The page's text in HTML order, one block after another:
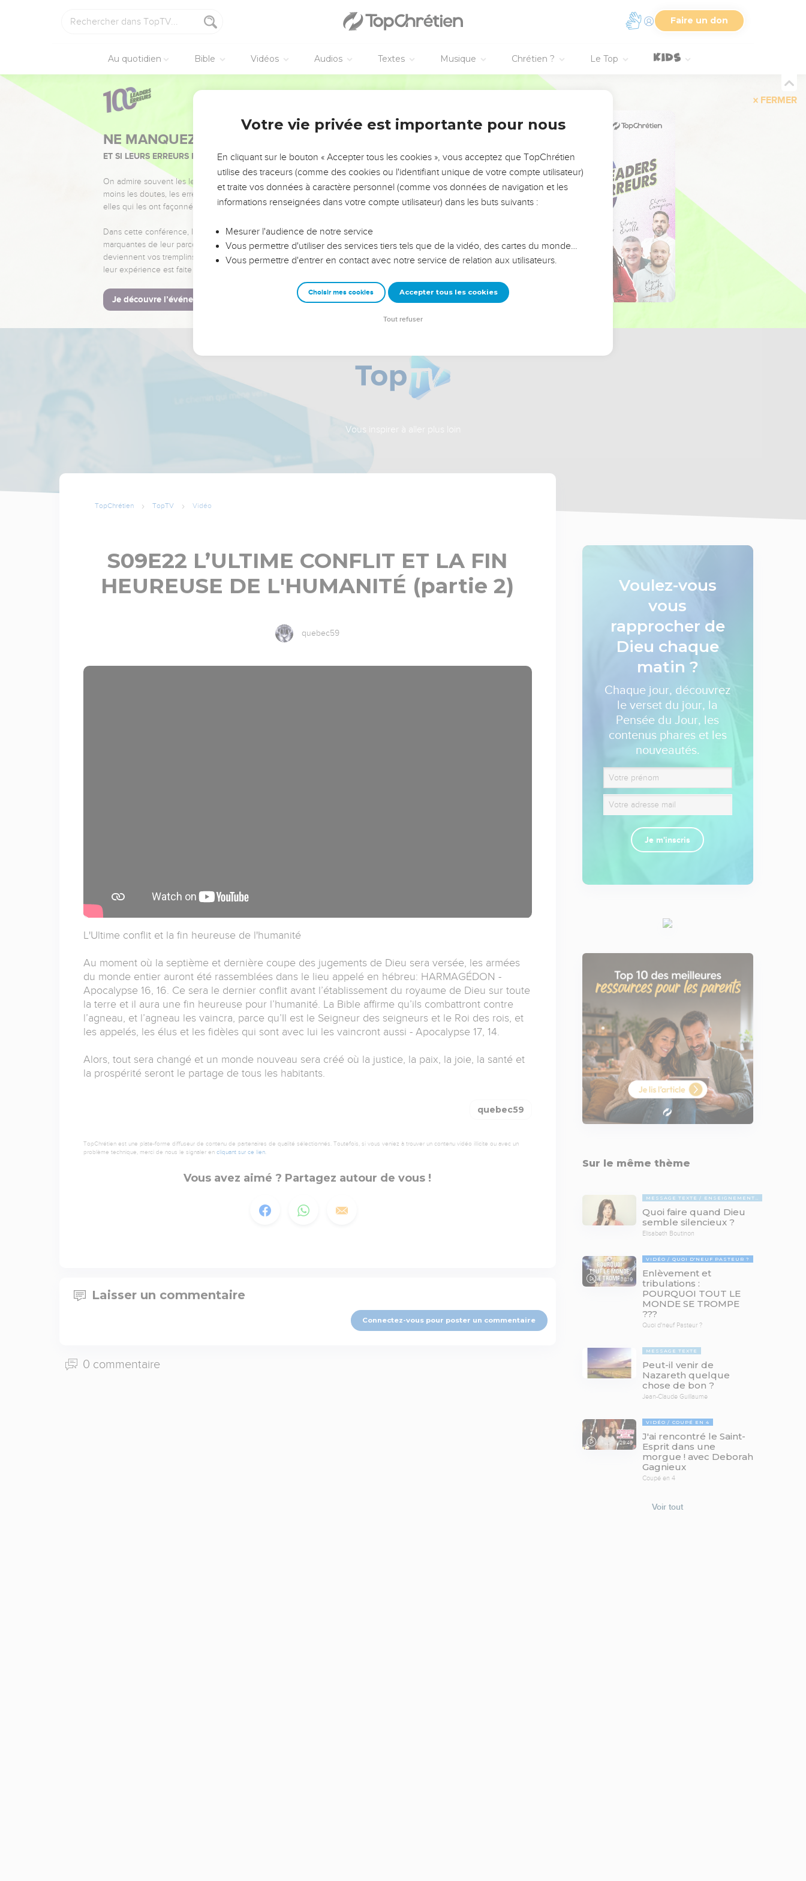
Faire un don
Au quotidien Bible Vidéos Audios Textes Musique Chrétien ? Le Top
FERMER
NE MANQUEZ PAS L’ÉVÉNEMENT DE L’ANNÉE !
ET SI LEURS ERREURS POUVAIENT VOUS ÉVITER LES VOTRES ?
On admire souvent les leaders pour leurs réussites, leur impact, leur foi ou leur vision. Mais on voit
moins les doutes, les erreurs et les saisons difficiles qu'ils ont traversés, alors même que ce sont
elles qui les ont façonnés.
Dans cette conférence, leaders, entrepreneurs, et responsables reviennent sur les erreurs
marquantes de leur parcours et les clés pour avancer avec plus de sagesse afin que leurs erreurs
deviennent vos tremplins. Que vous guidiez un ministère, une équipe, un groupe ou une famille,
leur expérience est faite pour vous.
Je découvre l’événement
Vous inspirer à aller plus loin
TopChrétien TopTV Vidéo
S09E22 L’ULTIME CONFLIT ET LA FIN
HEUREUSE DE L'HUMANITÉ (partie 2)
quebec59
L'Ultime conflit et la fin heureuse de l'humanité
Au moment où la septième et dernière coupe des jugements de Dieu sera versée, les armées
du monde entier auront été rassemblées dans le lieu appelé en hébreu: HARMAGÉDON -
Apocalypse 16, 16. Ce sera le dernier conflit avant l’établissement du royaume de Dieu sur toute
la terre et il aura une fin heureuse pour l’humanité. La Bible affirme qu’ils combattront contre
l’agneau, et l’agneau les vaincra, parce qu’Il est le Seigneur des seigneurs et le Roi des rois, et
les appelés, les élus et les fidèles qui sont avec lui les vaincront aussi - Apocalypse 17, 14.
Alors, tout sera changé et un monde nouveau sera créé où la justice, la paix, la joie, la santé et
la prospérité seront le partage de tous les habitants.
quebec59
TopChrétien est une plate-forme diffuseur de contenu de partenaires de qualité sélectionnés. Toutefois, si vous veniez à trouver un contenu vidéo illicite ou avec un
problème technique, merci de nous le signaler en cliquant sur ce lien.
Vous avez aimé ? Partagez autour de vous !
Laisser un commentaire
Connectez-vous pour poster un commentaire
0 commentaire
Voulez-vous
vous
rapprocher de
Dieu chaque
matin ?
Chaque jour, découvrez
le verset du jour, la
Pensée du Jour, les
contenus phares et les
nouveautés.
Je m'inscris
Sur le même thème
MESSAGE TEXTE ENSEIGNEMENTS BIBLIQUES
Quoi faire quand Dieu
semble silencieux ?
Elisabeth Boutinon
78:19
VIDÉO QUOI D'NEUF PASTEUR ?
Enlèvement et
tribulations :
POURQUOI TOUT LE
MONDE SE TROMPE
???
Quoi d'neuf Pasteur ?
MESSAGE TEXTE
Peut-il venir de
Nazareth quelque
chose de bon ?
Jean-Claude Guillaume
29:46
VIDÉO COUPÉ EN 4
J'ai rencontré le Saint-
Esprit dans une
morgue ! avec Deborah
Gagnieux
Coupé en 4
Voir tout
Votre vie privée est importante pour nous
En cliquant sur le bouton « Accepter tous les cookies », vous acceptez que TopChrétien
utilise des traceurs (comme des cookies ou l'identifiant unique de votre compte utilisateur)
et traite vos données à caractère personnel (comme vos données de navigation et les
informations renseignées dans votre compte utilisateur) dans les buts suivants :
Mesurer l'audience de notre service
Vous permettre d'utiliser des services tiers tels que de la vidéo, des cartes du monde…
Vous permettre d'entrer en contact avec notre service de relation aux utilisateurs.
Choisir mes cookies Accepter tous les cookies
Tout refuser